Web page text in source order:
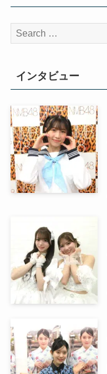
検
索:
インタビュー